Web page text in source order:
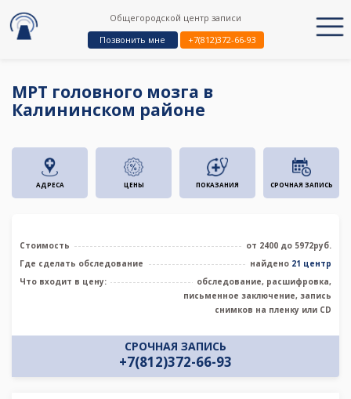
Общегородской центр записи
Позвонить мне
+7(812)372-66-93
МРТ головного мозга в
Калининском районе
АДРЕСА ЦЕНЫ ПОКАЗАНИЯ СРОЧНАЯ ЗАПИСЬ
Стоимость
от 2400 до 5972руб.
Где сделать обследование
найдено 21 центр
Что входит в цену:
обследование, расшифровка,
письменное заключение, запись
снимков на пленку или CD
СРОЧНАЯ ЗАПИСЬ
+7(812)372-66-93